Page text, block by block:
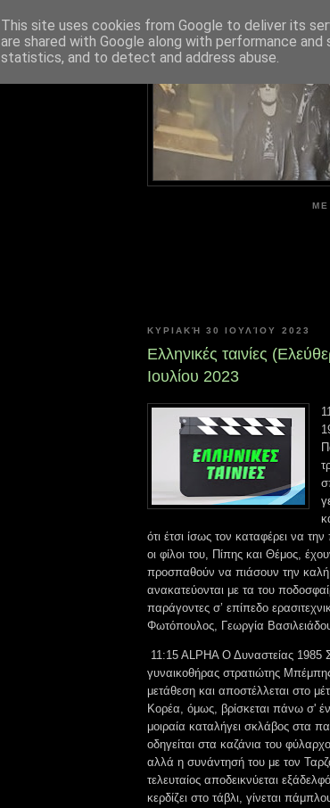
ΚΥΡΙΑΚΉ 30 ΙΟΥΛΊΟΥ 2023
Ελληνικές ταινίες
Ιουλίου 2023
ότι έτσι ίσως τον καταφέρει να
οι φίλοι του, Πίπης και Θέμος,
προσπαθούν να πιάσουν την
ανακατεύονται με τα του
παράγοντες σ’ επίπεδο
Φωτόπουλος, Γεωργία
11:15 ALPHA Ο Δυναστείας 1985
γυναικοθήρας στρατιώτης
μετάθεση και αποστέλλεται στο
Κορέα, όμως, βρίσκεται πάνω σ'
μοιραία καταλήγει σκλάβος στα
οδηγείται στα καζάνια του
αλλά η συνάντησή του με τον
τελευταίος αποδεικνύεται
κερδίζει στο τάβλι, γίνεται
This site uses cookies from Google to deliver its
are shared with Google along with performance
statistics, and to detect and address abuse.